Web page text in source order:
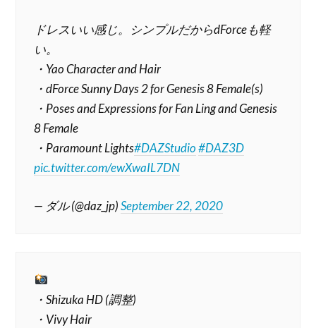
ドレスいい感じ。シンプルだからdForceも軽
い。
・Yao Character and Hair
・dForce Sunny Days 2 for Genesis 8 Female(s)
・Poses and Expressions for Fan Ling and Genesis
8 Female
・Paramount Lights#DAZStudio #DAZ3D
pic.twitter.com/ewXwaIL7DN
— ダル (@daz_jp)September 22, 2020
・Shizuka HD (調整)
・Vivy Hair